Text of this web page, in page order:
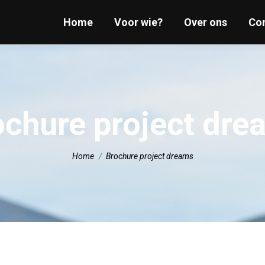
Home Voor wie? Over ons
project
Je bent hier:
Home Brochure project dreams
Home Voor wie? Over ons